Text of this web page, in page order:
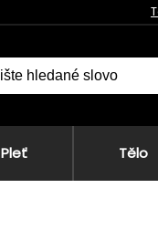
Pleť Tělo